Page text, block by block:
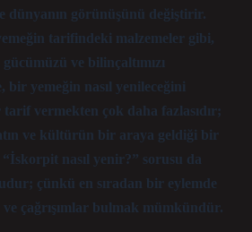
dünyanın görünüşünü değiştirir.
tarifindeki malzemeler gibi,
ve bilinçaltımızı
bir yemeğin nasıl yenileceğini
vermekten çok daha fazlasıdır;
ve kültürün bir araya geldiği bir
nasıl yenir?” sorusu da
çünkü en sıradan bir eylemde
çağrışımlar bulmak mümkündür.